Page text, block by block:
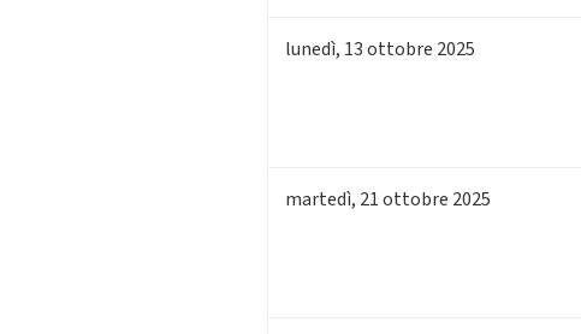
lunedì, 13ottobre 2025
martedì, 21ottobre 2025